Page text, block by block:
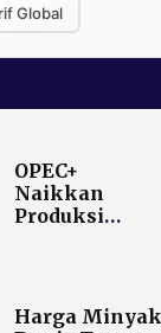
Global
OPEC+
Naikkan
Produksi
Juni, Lebih
Harga Minyak